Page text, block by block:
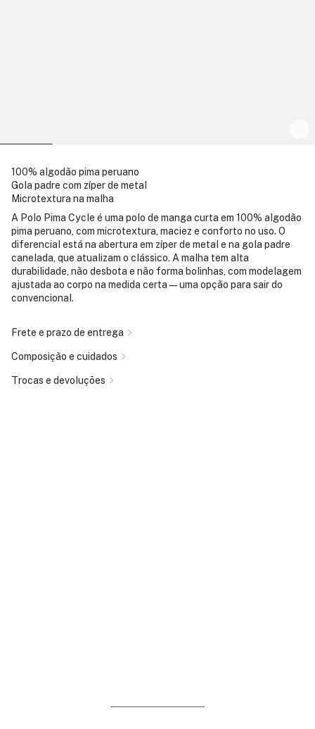
100% algodão pima peruano
Gola padre com zíper de metal
Microtextura na malha
A Polo Pima Cycle é uma polo de manga curta em 100% algodão
pima peruano, com microtextura, maciez e conforto no uso. O
diferencial está na abertura em zíper de metal e na gola padre
canelada, que atualizam o clássico. A malha tem alta
durabilidade, não desbota e não forma bolinhas, com modelagem
ajustada ao corpo na medida certa — uma opção para sair do
convencional.
Frete e prazo de entrega
Composição e cuidados
Trocas e devoluções